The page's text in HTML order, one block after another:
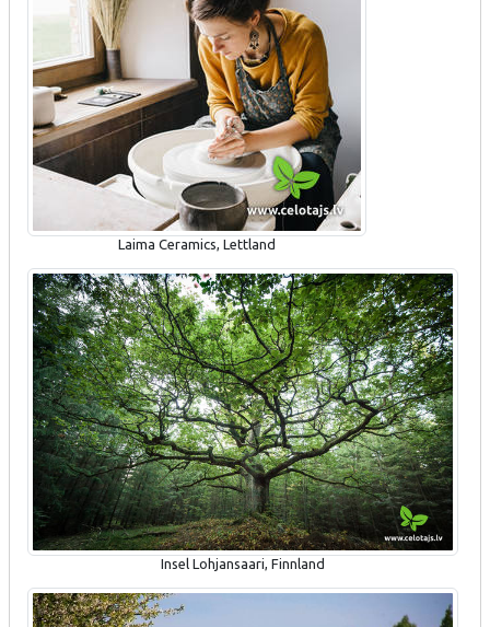
Laima Ceramics, Lettland
Insel Lohjansaari, Finnland